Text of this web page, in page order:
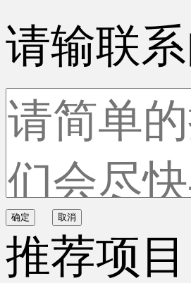
请输联
确定 取消
推荐项目